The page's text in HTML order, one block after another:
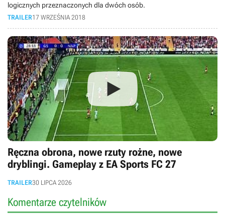
logicznych przeznaczonych dla dwóch osób.
TRAILER17 WRZEŚNIA 2018
Ręczna obrona, nowe rzuty rożne, nowe
dryblingi. Gameplay z EA Sports FC 27
TRAILER30 LIPCA 2026
Komentarze czytelników